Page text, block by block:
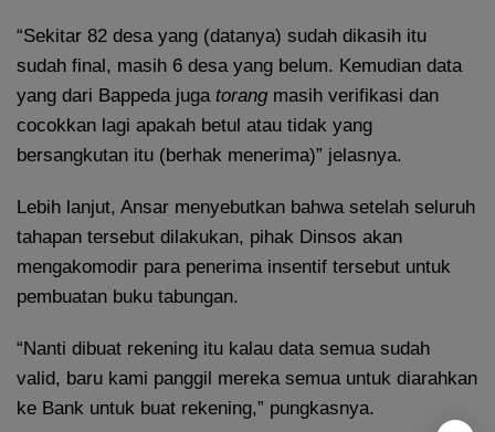
“Sekitar 82 desa yang (datanya) sudah dikasih itu
sudah final, masih 6 desa yang belum. Kemudian data
yang dari Bappeda juga torangmasih verifikasi dan
cocokkan lagi apakah betul atau tidak yang
bersangkutan itu (berhak menerima)” jelasnya.
Lebih lanjut, Ansar menyebutkan bahwa setelah seluruh
tahapan tersebut dilakukan, pihak Dinsos akan
mengakomodir para penerima insentif tersebut untuk
pembuatan buku tabungan.
“Nanti dibuat rekening itu kalau data semua sudah
valid, baru kami panggil mereka semua untuk diarahkan
ke Bank untuk buat rekening,” pungkasnya.